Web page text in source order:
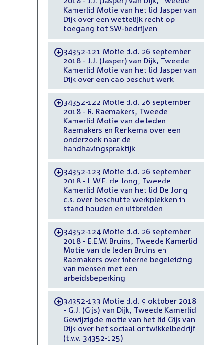
Kamerlid Motie van het lid Jasper van
Dijk over een wettelijk recht op
toegang tot SW-bedrijven
-34352-121 Motie d.d. 26 september
2018 - J.J. (Jasper) van Dijk, Tweede
Kamerlid Motie van het lid Jasper van
Dijk over een cao beschut werk
-34352-122 Motie d.d. 26 september
2018 - R. Raemakers, Tweede
Kamerlid Motie van de leden
Raemakers en Renkema over een
onderzoek naar de
handhavingspraktijk
-34352-123 Motie d.d. 26 september
2018 - L.W.E. de Jong, Tweede
Kamerlid Motie van het lid De Jong
c.s. over beschutte werkplekken in
stand houden en uitbreiden
-34352-124 Motie d.d. 26 september
2018 - E.E.W. Bruins, Tweede Kamerlid
Motie van de leden Bruins en
Raemakers over interne begeleiding
van mensen met een
arbeidsbeperking
-34352-133 Motie d.d. 9 oktober 2018
- G.J. (Gijs) van Dijk, Tweede Kamerlid
Gewijzigde motie van het lid Gijs van
Dijk over het sociaal ontwikkelbedrijf
(t.v.v. 34352-125)